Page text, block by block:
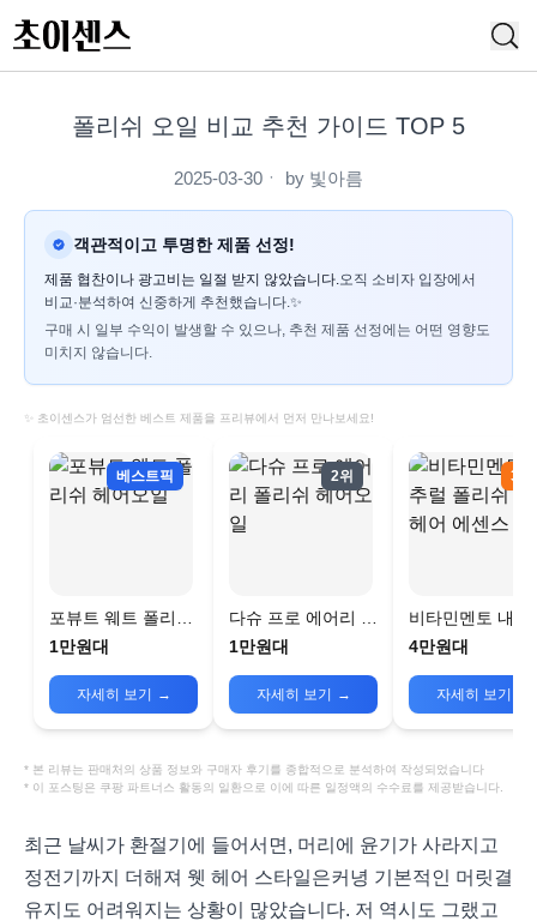
폴리쉬 오일 비교 추천 가이드 TOP 5
2025-03-30 ㆍ by 빛아름
객관적이고 투명한 제품 선정!
제품 협찬이나 광고비는 일절 받지 않았습니다.오직 소비자 입장에서
비교·분석하여 신중하게 추천했습니다.✨
구매 시 일부 수익이 발생할 수 있으나, 추천 제품 선정에는 어떤 영향도
미치지 않습니다.
✨ 초이센스가 엄선한 베스트 제품을 프리뷰에서 먼저 만나보세요!
베스트픽
포뷰트 웨트 폴리쉬
헤어오일
1만원대
자세히 보기 →
2위
다슈 프로 에어리 폴
리쉬 헤어오일
1만원대
자세히 보기 →
3위
비타민멘토 내추
폴리쉬 오일 헤
4만원대
자세히 보기
* 본 리뷰는 판매처의 상품 정보와 구매자 후기를 종합적으로 분석하여 작성되었습니다
* 이 포스팅은 쿠팡 파트너스 활동의 일환으로 이에 따른 일정액의 수수료를 제공받습니다.
최근 날씨가 환절기에 들어서면, 머리에 윤기가 사라지고
정전기까지 더해져 웻 헤어 스타일은커녕 기본적인 머릿결
유지도 어려워지는 상황이 많았습니다. 저 역시도 그랬고